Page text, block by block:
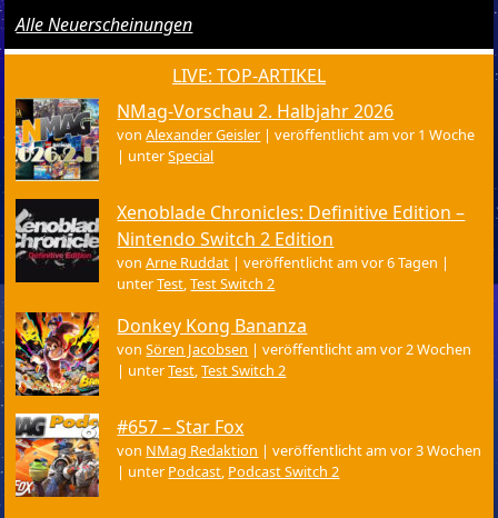
Alle Neuerscheinungen
LIVE: TOP-ARTIKEL
NMag-Vorschau 2. Halbjahr 2026
vonAlexander Geisler |veröffentlicht am vor 1 Woche
| unterSpecial
Xenoblade Chronicles: Definitive Edition –
Nintendo Switch 2 Edition
vonArne Ruddat |veröffentlicht am vor 6 Tagen |
unterTest,Test Switch 2
Donkey Kong Bananza
vonSören Jacobsen |veröffentlicht am vor 2 Wochen
| unterTest,Test Switch 2
#657 – Star Fox
von NMag Redaktion |veröffentlicht am vor 3 Wochen
| unter Podcast, Podcast Switch 2